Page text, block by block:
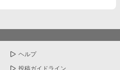
ヘルプ
投稿ガイドライン